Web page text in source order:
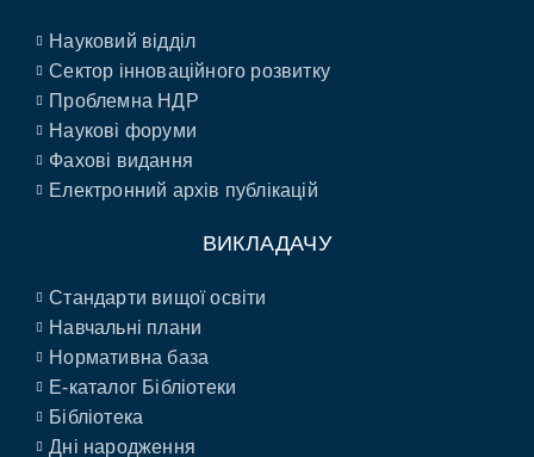
Науковий відділ
Сектор інноваційного розвитку
Проблемна НДР
Наукові форуми
Фахові видання
Електронний архів публікацій
ВИКЛАДАЧУ
Стандарти вищої освіти
Навчальні плани
Нормативна база
E-каталог Бібліотеки
Бібліотека
Дні народження